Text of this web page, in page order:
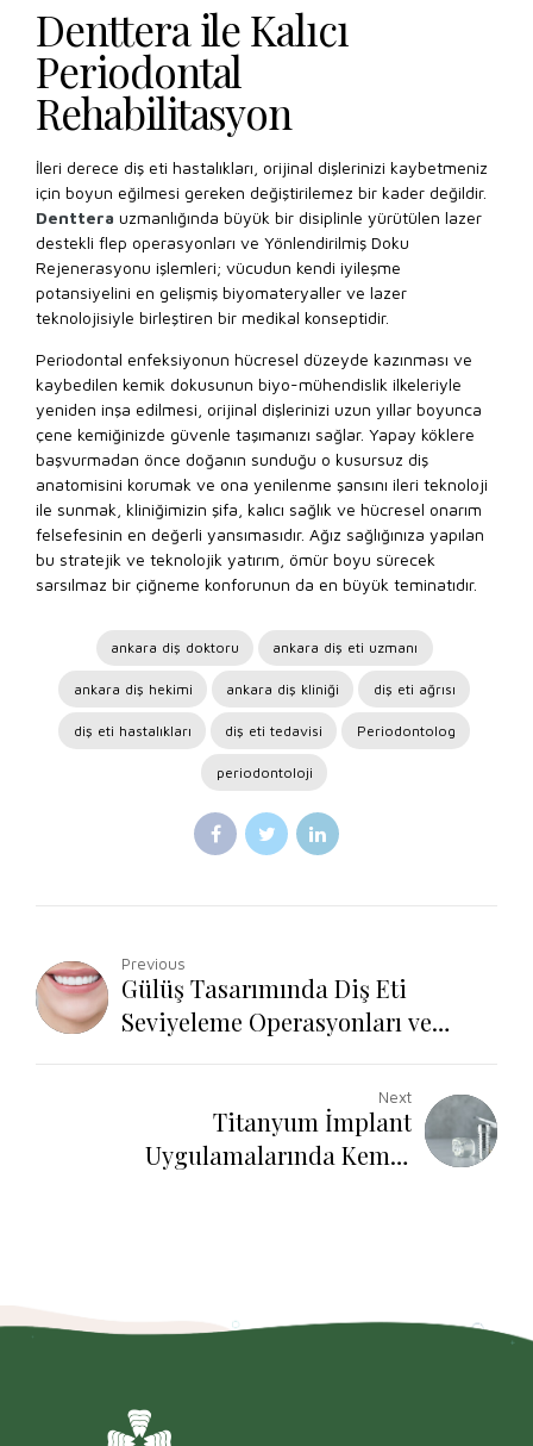
Denttera ile Kalıcı
Periodontal
Rehabilitasyon
İleri derece diş eti hastalıkları, orijinal dişlerinizi kaybetmeniz
için boyun eğilmesi gereken değiştirilemez bir kader değildir.
Denttera uzmanlığında büyük bir disiplinle yürütülen lazer
destekli flep operasyonları ve Yönlendirilmiş Doku
Rejenerasyonu işlemleri; vücudun kendi iyileşme
potansiyelini en gelişmiş biyomateryaller ve lazer
teknolojisiyle birleştiren bir medikal konseptidir.
Periodontal enfeksiyonun hücresel düzeyde kazınması ve
kaybedilen kemik dokusunun biyo-mühendislik ilkeleriyle
yeniden inşa edilmesi, orijinal dişlerinizi uzun yıllar boyunca
çene kemiğinizde güvenle taşımanızı sağlar. Yapay köklere
başvurmadan önce doğanın sunduğu o kusursuz diş
anatomisini korumak ve ona yenilenme şansını ileri teknoloji
ile sunmak, kliniğimizin şifa, kalıcı sağlık ve hücresel onarım
felsefesinin en değerli yansımasıdır. Ağız sağlığınıza yapılan
bu stratejik ve teknolojik yatırım, ömür boyu sürecek
sarsılmaz bir çiğneme konforunun da en büyük teminatıdır.
ankara diş doktoru ankara diş eti uzmanı
ankara diş hekimi ankara diş kliniği diş eti ağrısı
diş eti hastalıkları diş eti tedavisi Periodontolog
periodontoloji
Previous
Gülüş Tasarımında Diş Eti
Seviyeleme Operasyonları ve
Next
Titanyum İmplant
Uygulamalarında Kemik